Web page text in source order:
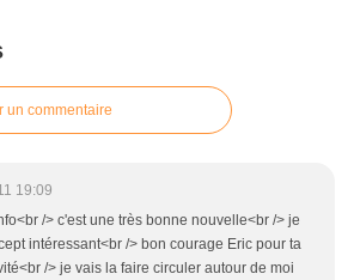
un commentaire
19:09
/> c'est une très bonne nouvelle<br /> je
intéressant<br /> bon courage Eric pour ta
/> je vais la faire circuler autour de moi